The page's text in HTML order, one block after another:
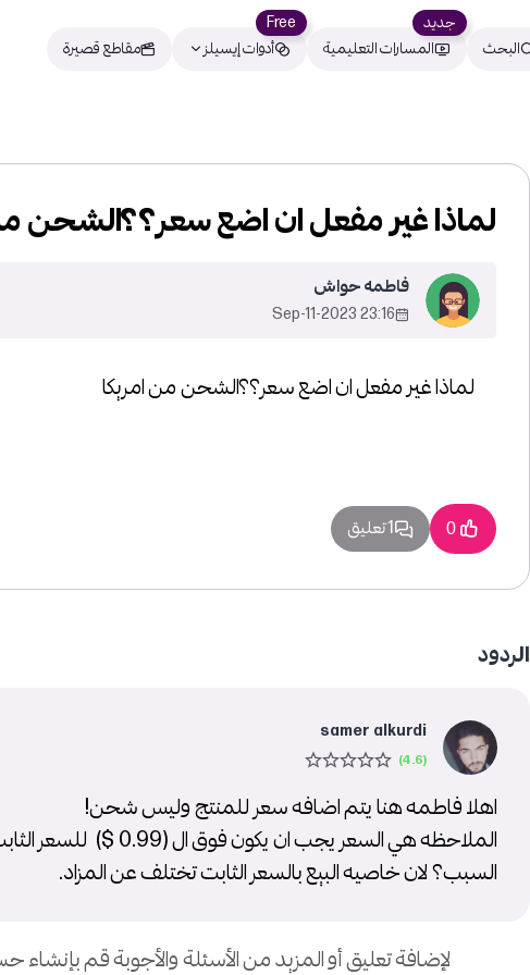
البحث المسارات التعليمية
جديد
أدوات إيسيلز
Free
مقاطع قصيرة
لماذا غير مفعل ان اضع سعر؟؟الشحن من امريكا
لماذا غير مفعل ان اضع سعر؟؟الشحن
فاطمه حواش
23:16 2023-Sep-11
0 1 تعليق
الردود
samer alkurdi
اهلا فاطمه هنا يتم اضافه سعر للمنتج وليس شحن!
الملاحظه هي السعر يجب ان يكون فوق ال (0.99 $) للسعر الثابت
السبب؟ لان خاصيه البيع بالسعر الثابت تختلف عن المزاد.
لإضافة تعليق أو المزيد من الأسئلة والأجوبة قم